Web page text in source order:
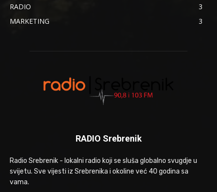
RADIO
3
MARKETING
3
RADIO Srebrenik
Radio Srebrenik - lokalni radio koji se sluša globalno svugdje u
svijetu. Sve vijesti iz Srebrenika i okoline već 40 godina sa
vama.